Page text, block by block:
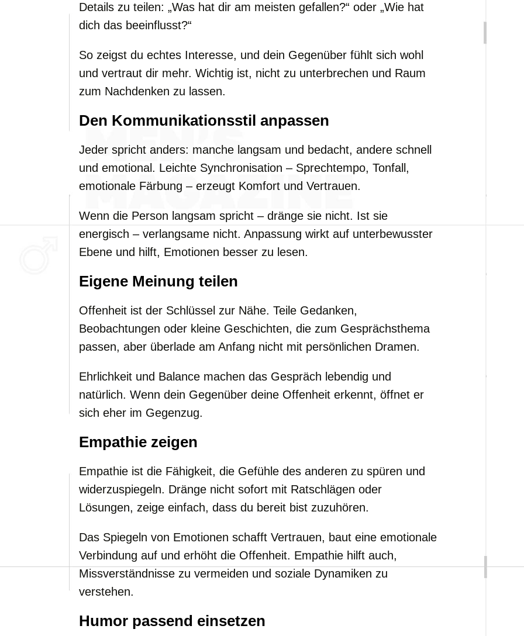
Details zu teilen: „Was hat dir am meisten gefallen?“ oder „Wie hat
dich das beeinflusst?“
So zeigst du echtes Interesse, und dein Gegenüber fühlt sich wohl
und vertraut dir mehr. Wichtig ist, nicht zu unterbrechen und Raum
zum Nachdenken zu lassen.
Den Kommunikationsstil anpassen
Jeder spricht anders: manche langsam und bedacht, andere schnell
und emotional. Leichte Synchronisation – Sprechtempo, Tonfall,
emotionale Färbung – erzeugt Komfort und Vertrauen.
Wenn die Person langsam spricht – dränge sie nicht. Ist sie
energisch – verlangsame nicht. Anpassung wirkt auf unterbewusster
Ebene und hilft, Emotionen besser zu lesen.
Eigene Meinung teilen
Offenheit ist der Schlüssel zur Nähe. Teile Gedanken,
Beobachtungen oder kleine Geschichten, die zum Gesprächsthema
passen, aber überlade am Anfang nicht mit persönlichen Dramen.
Ehrlichkeit und Balance machen das Gespräch lebendig und
natürlich. Wenn dein Gegenüber deine Offenheit erkennt, öffnet er
sich eher im Gegenzug.
Empathie zeigen
Empathie ist die Fähigkeit, die Gefühle des anderen zu spüren und
widerzuspiegeln. Dränge nicht sofort mit Ratschlägen oder
Lösungen, zeige einfach, dass du bereit bist zuzuhören.
Das Spiegeln von Emotionen schafft Vertrauen, baut eine emotionale
Verbindung auf und erhöht die Offenheit. Empathie hilft auch,
Missverständnisse zu vermeiden und soziale Dynamiken zu
verstehen.
Humor passend einsetzen